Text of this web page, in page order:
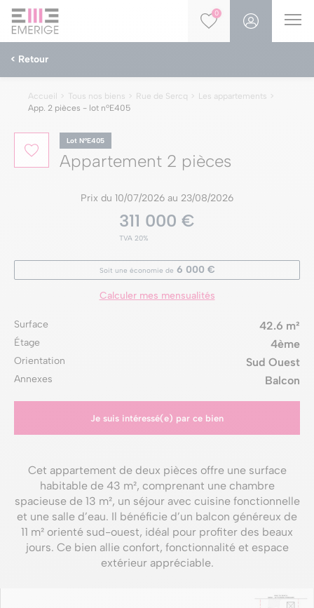
0
< Retour
Accueil Tous nos biens Rue de Sercq
Les appartements
App. 2 pièces - lot nºE405
Appartement 2 pièces
Lot NºE405
Prix du 10/07/2026 au 23/08/2026
311 000 €
TVA 20%
Soit une économie de 6 000 €
Calculer mes mensualités
Surface 42.6 m²
Étage 4ème
Orientation Sud Ouest
Annexes Balcon
Je suis intéressé(e) par ce bien
Cet appartement de deux pièces offre une surface
habitable de 43 m², comprenant une chambre
spacieuse de 13 m², un séjour avec cuisine fonctionnelle
et une salle d’eau. Il bénéficie d’un balcon généreux de
11 m² orienté sud-ouest, idéal pour profiter des beaux
jours. Ce bien allie confort, fonctionnalité et espace
extérieur appréciable.